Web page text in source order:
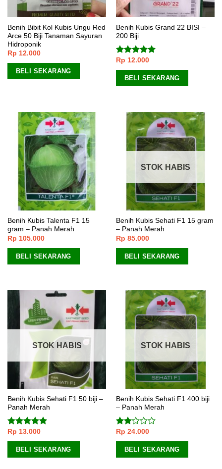
Benih Bibit Kol Kubis Ungu Red
Arce 50 Biji Tanaman Sayuran
Hidroponik
Rp 12.000
BELI SEKARANG
Benih Kubis Grand 22 BISI –
200 Biji
Dinilai5.00
dari 5
Rp 12.000
BELI SEKARANG
Benih Kubis Talenta F1 15
gram – Panah Merah
Rp 105.000
BELI SEKARANG
STOK HABIS
Benih Kubis Sehati F1 15 gram
– Panah Merah
Rp 85.000
BELI SEKARANG
STOK HABIS
Benih Kubis Sehati F1 50 biji –
Panah Merah
Dinilai5.00
dari 5
Rp 13.000
BELI SEKARANG
STOK HABIS
Benih Kubis Sehati F1 400 biji
– Panah Merah
Dinilai
2.00
dari
5
Rp 24.000
BELI SEKARANG